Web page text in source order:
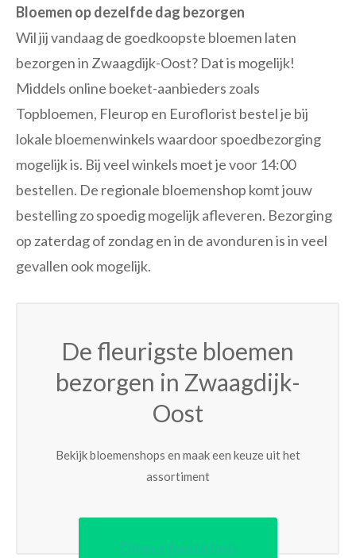
Bloemen op dezelfde dag bezorgen
Wil jij vandaag de goedkoopste bloemen laten
bezorgen in Zwaagdijk-Oost? Dat is mogelijk!
Middels online boeket-aanbieders zoals
Topbloemen, Fleurop en Euroflorist bestel je bij
lokale bloemenwinkels waardoor spoedbezorging
mogelijk is. Bij veel winkels moet je voor 14:00
bestellen. De regionale bloemenshop komt jouw
bestelling zo spoedig mogelijk afleveren. Bezorging
op zaterdag of zondag en in de avonduren is in veel
gevallen ook mogelijk.
De fleurigste bloemen
bezorgen in Zwaagdijk-
Oost
Bekijk bloemenshops en maak een keuze uit het
assortiment
Direct bestellen